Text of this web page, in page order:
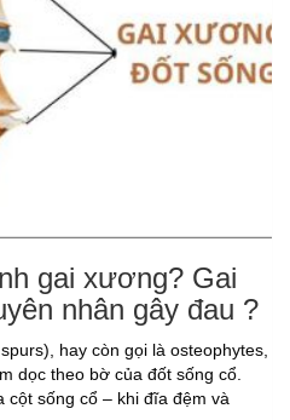
gai xương? Gai
nhân gây đau ?
hay còn gọi là osteophytes,
dọc theo bờ của đốt sống cổ.
cột sống cổ – khi đĩa đệm và